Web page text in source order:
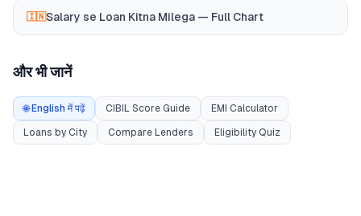
🇮🇳Salary se Loan Kitna Milega — Full Chart
और भी जानें
🌐 English में पढ़ें CIBIL Score Guide EMI Calculator
Loans by City Compare Lenders Eligibility Quiz